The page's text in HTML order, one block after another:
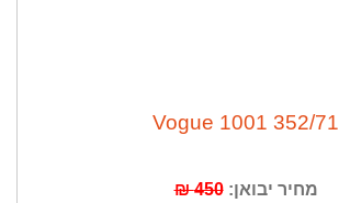
Vogue 1001 352/71
מחיר יבואן:450 ₪